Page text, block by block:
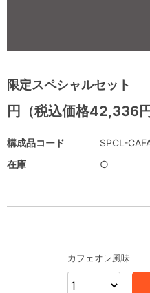
限定スペシャルセット
円（税込価格42,336円
構成品コード
SPCL-
在庫
○
カフェオレ風味